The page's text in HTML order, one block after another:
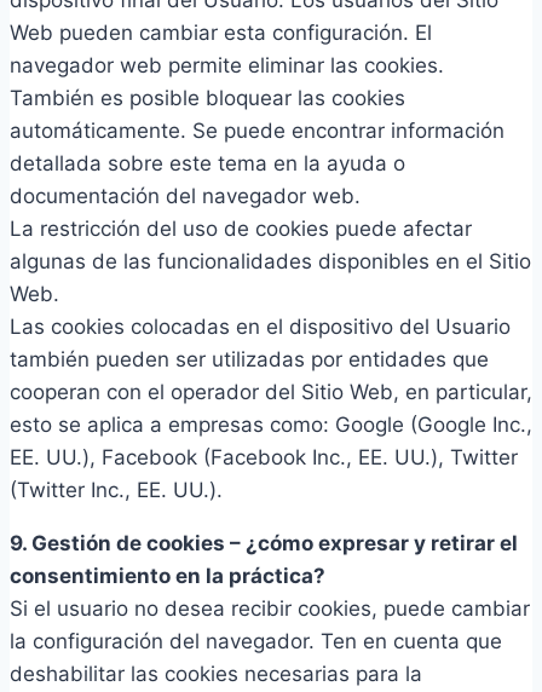
Web pueden cambiar esta configuración. El
navegador web permite eliminar las cookies.
También es posible bloquear las cookies
automáticamente. Se puede encontrar información
detallada sobre este tema en la ayuda o
documentación del navegador web.
La restricción del uso de cookies puede afectar
algunas de las funcionalidades disponibles en el Sitio
Web.
Las cookies colocadas en el dispositivo del Usuario
también pueden ser utilizadas por entidades que
cooperan con el operador del Sitio Web, en particular,
esto se aplica a empresas como: Google (Google Inc.,
EE. UU.), Facebook (Facebook Inc., EE. UU.), Twitter
(Twitter Inc., EE. UU.).
9. Gestión de cookies – ¿cómo expresar y retirar el
consentimiento en la práctica?
Si el usuario no desea recibir cookies, puede cambiar
la configuración del navegador. Ten en cuenta que
deshabilitar las cookies necesarias para la